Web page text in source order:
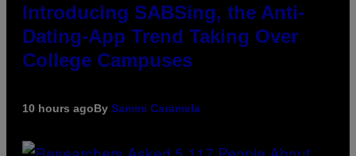
Introducing SABSing, the Anti-
Dating-App Trend Taking Over
College Campuses
10 hours agoBy Sammi Caramela